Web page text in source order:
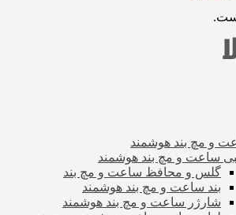
و مچ بند هوشمند
ساعت و مچ بند هوشمند
گلس و محافظ ساعت و مچ بند
بند ساعت و مچ بند هوشمند
شارژر ساعت و مچ بند هوشمند